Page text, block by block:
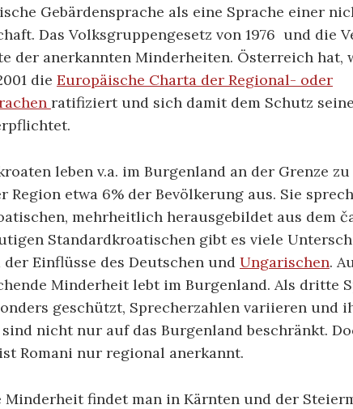
Gebärdensprache als eine Sprache einer
Das Volksgruppengesetz von 1976 und die
der anerkannten Minderheiten. Österreich hat,
die Europäische Charta der Regional- oder
ratifiziert und sich damit dem Schutz
leben v.a. im Burgenland an der Grenze
Region etwa 6% der Bevölkerung aus. Sie
mehrheitlich herausgebildet aus dem
Standardkroatischen gibt es viele
Einflüsse des Deutschen und Ungarischen.
Minderheit lebt im Burgenland. Als dritte
geschützt, Sprecherzahlen variieren und
nicht nur auf das Burgenland beschränkt.
Romani nur regional anerkannt.
Minderheit findet man in Kärnten und der